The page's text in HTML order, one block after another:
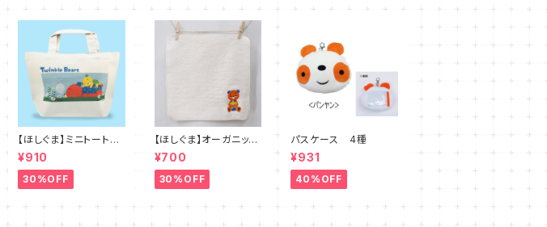
【ほしぐま】ミニトートバ
ッグ
¥910
30%OFF
【ほしぐま】オーガニック
コットンミニ刺繍タオル
２種
¥700
30%OFF
パスケース 4種
¥931
40%OFF